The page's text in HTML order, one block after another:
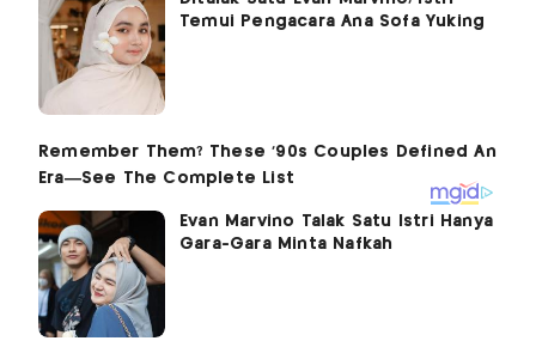
Temui Pengacara Ana Sofa Yuking
Evan Marvino Talak Satu Istri Hanya
Gara-Gara Minta Nafkah